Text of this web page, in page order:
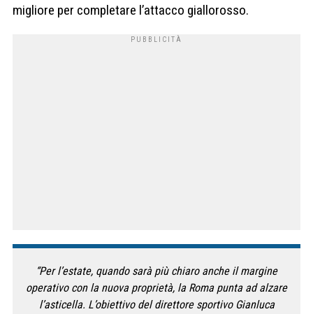
migliore per completare l’attacco giallorosso.
“Per l’estate, quando sarà più chiaro anche il margine
operativo con la nuova proprietà, la Roma punta ad alzare
l’asticella. L’obiettivo del direttore sportivo Gianluca